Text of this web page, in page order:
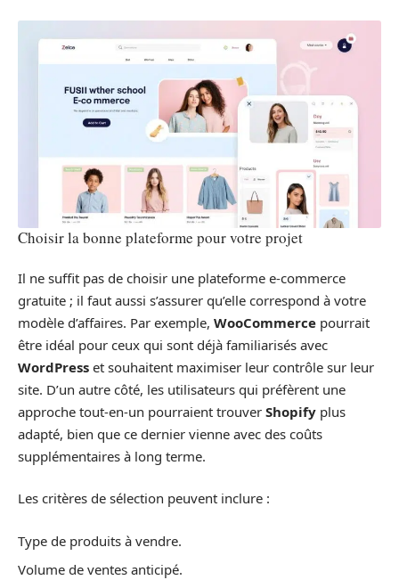
Choisir la bonne plateforme pour votre projet
Il ne suffit pas de choisir une plateforme e-commerce
gratuite ; il faut aussi s’assurer qu’elle correspond à votre
modèle d’affaires. Par exemple, WooCommerce pourrait
être idéal pour ceux qui sont déjà familiarisés avec
WordPress et souhaitent maximiser leur contrôle sur leur
site. D’un autre côté, les utilisateurs qui préfèrent une
approche tout-en-un pourraient trouver Shopify plus
adapté, bien que ce dernier vienne avec des coûts
supplémentaires à long terme.
Les critères de sélection peuvent inclure :
Type de produits à vendre.
Volume de ventes anticipé.